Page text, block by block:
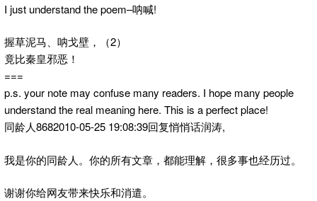
I just understand the poem–呐喊!
握草泥马、呐戈壁，（2）
竟比秦皇邪恶！
===
p.s. your note may confuse many readers. I hope many people
understand the real meaning here. This is a perfect place!
同龄人8682010-05-25 19:08:39回复悄悄话润涛,
我是你的同龄人。你的所有文章，都能理解，很多事也经历过。
谢谢你给网友带来快乐和消遣。